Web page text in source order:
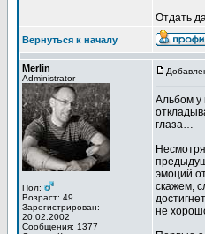
Отдать
Вернуться к началу
Merlin
Administrator
Пол:
Возраст: 49
Зарегистрирован:
20.02.2002
Сообщения: 1377
Альбом у
глаза…
эмоций
скажем,
не